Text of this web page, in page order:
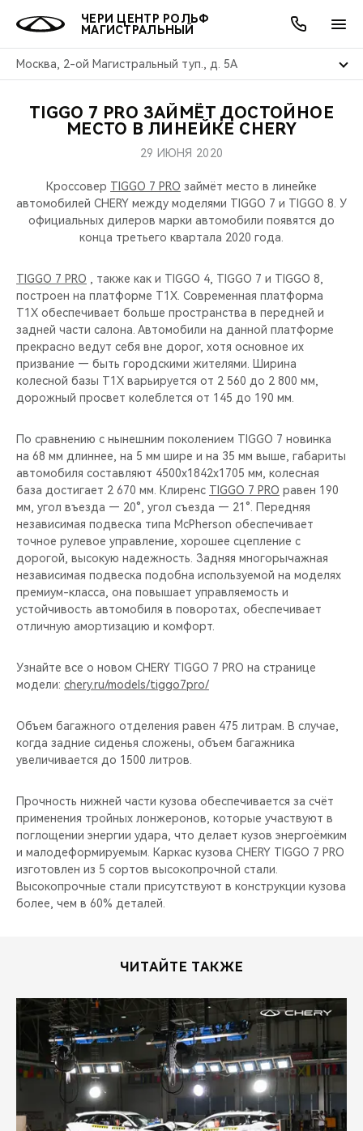
ЧЕРИ ЦЕНТР РОЛЬФ
МАГИСТРАЛЬНЫЙ
Москва, 2-ой Магистральный туп., д. 5А
МОДЕЛИ
КРОССОВЕРЫ
НОВИНКИ
ПОКУПАТЕЛЯМ
КРЕДИТ И СТРАХОВАНИЕ
ВЛАДЕЛЬЦАМ
ЗАПЧАСТИ И АКСЕССУАРЫ
ПОДДЕРЖКА
CHERY CONNECT
МИР CHERY
О БРЕНДЕ
CHERY В СОЦСЕТЯХ
ЛЮДИ CHERY
БЛАГОТВОРИТЕЛЬНОСТЬ
CHERY REMOTE
CHERY И СПОРТ
НАШИ МЕРОПРИЯТИЯ
ВИДЕООБЗОРЫ
CHERY ДЛЯ ДЕТЕЙ
АКЦИИ
ОНЛАЙН СЕРВИСЫ
КРЕДИТ
О КОМПАНИИ
МЫ В СОЦСЕТЯХ
TIGGO 7 PRO ЗАЙМЁТ ДОСТОЙНОЕ
МЕСТО В ЛИНЕЙКЕ CHERY
29 ИЮНЯ 2020
Кроссовер TIGGO 7 PRO займёт место в линейке
автомобилей CHERY между моделями TIGGO 7 и TIGGO 8. У
официальных дилеров марки автомобили появятся до
конца третьего квартала 2020 года.
TIGGO 7 PRO , также как и TIGGO 4, TIGGO 7 и TIGGO 8,
построен на платформе T1X. Современная платформа
T1X обеспечивает больше пространства в передней и
задней части салона. Автомобили на данной платформе
прекрасно ведут себя вне дорог, хотя основное их
призвание — быть городскими жителями. Ширина
колесной базы T1X варьируется от 2 560 до 2 800 мм,
дорожный просвет колеблется от 145 до 190 мм.
По сравнению с нынешним поколением TIGGO 7 новинка
на 68 мм длиннее, на 5 мм шире и на 35 мм выше, габариты
автомобиля составляют 4500х1842х1705 мм, колесная
база достигает 2 670 мм. Клиренс TIGGO 7 PRO равен 190
мм, угол въезда — 20°, угол съезда — 21°. Передняя
независимая подвеска типа McPherson обеспечивает
точное рулевое управление, хорошее сцепление с
дорогой, высокую надежность. Задняя многорычажная
независимая подвеска подобна используемой на моделях
премиум-класса, она повышает управляемость и
устойчивость автомобиля в поворотах, обеспечивает
отличную амортизацию и комфорт.
Узнайте все о новом CHERY TIGGO 7 PRO на странице
модели: chery.ru/models/tiggo7pro/
Объем багажного отделения равен 475 литрам. В случае,
когда задние сиденья сложены, объем багажника
увеличивается до 1500 литров.
Прочность нижней части кузова обеспечивается за счёт
применения тройных лонжеронов, которые участвуют в
поглощении энергии удара, что делает кузов энергоёмким
и малодеформируемым. Каркас кузова CHERY TIGGO 7 PRO
изготовлен из 5 сортов высокопрочной стали.
Высокопрочные стали присутствуют в конструкции кузова
более, чем в 60% деталей.
ЧИТАЙТЕ ТАКЖЕ